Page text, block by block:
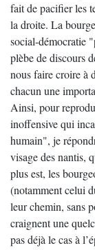
fait de pacifier les
la droite. La
social-démocratie
plèbe de discours
nous faire croire à
chacun une
Ainsi, pour
inoffensive qui
humain", je
visage des nantis,
plus est, les
(notamment celui
leur chemin, sans
craignent une
pas déjà le cas à